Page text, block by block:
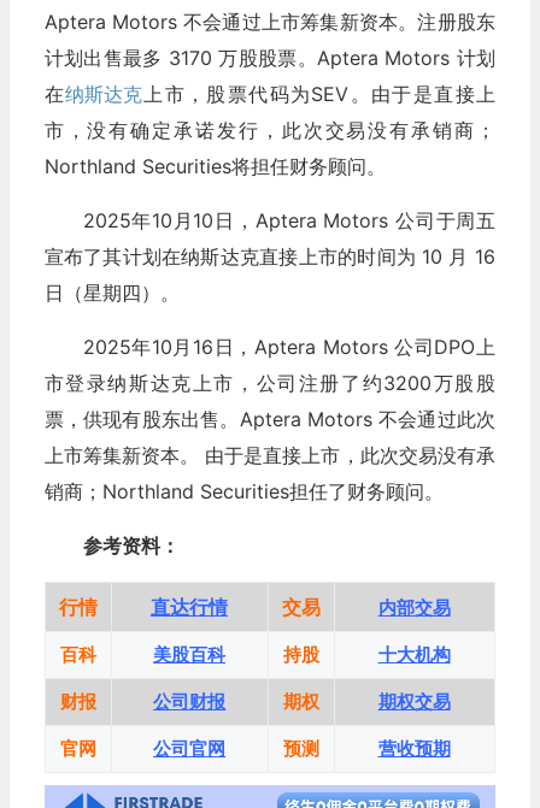
Aptera Motors 不会通过上市筹集新资本。注册股东
计划出售最多 3170 万股股票。Aptera Motors 计划
在纳斯达克上市，股票代码为SEV。由于是直接上
市，没有确定承诺发行，此次交易没有承销商；
Northland Securities将担任财务顾问。
2025年10月10日，Aptera Motors 公司于周五
宣布了其计划在纳斯达克直接上市的时间为 10 月 16
日（星期四）。
2025年10月16日，Aptera Motors 公司DPO上
市登录纳斯达克上市，公司注册了约3200万股股
票，供现有股东出售。Aptera Motors 不会通过此次
上市筹集新资本。 由于是直接上市，此次交易没有承
销商；Northland Securities担任了财务顾问。
参考资料：
行情 直达行情 交易 内部交易
百科 美股百科 持股 十大机构
财报 公司财报 期权 期权交易
官网 公司官网 预测 营收预期